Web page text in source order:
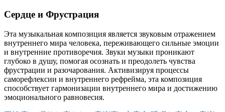
Сердце и Фрустрация
Эта музыкальная композиция является звуковым отражением
внутреннего мира человека, переживающего сильные эмоции
и внутренние противоречия. Звуки музыки проникают
глубоко в душу, помогая осознать и преодолеть чувства
фрустрации и разочарования. Активизируя процессы
саморефлексии и внутреннего рефрейма, эта композиция
способствует гармонизации внутреннего мира и достижению
эмоционального равновесия.